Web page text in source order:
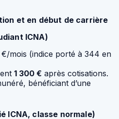
et en début de carrière
ICNA)
€/mois (indice porté à 344 en
1 300 € après cotisations.
bénéficiant d’une
ICNA, classe normale)